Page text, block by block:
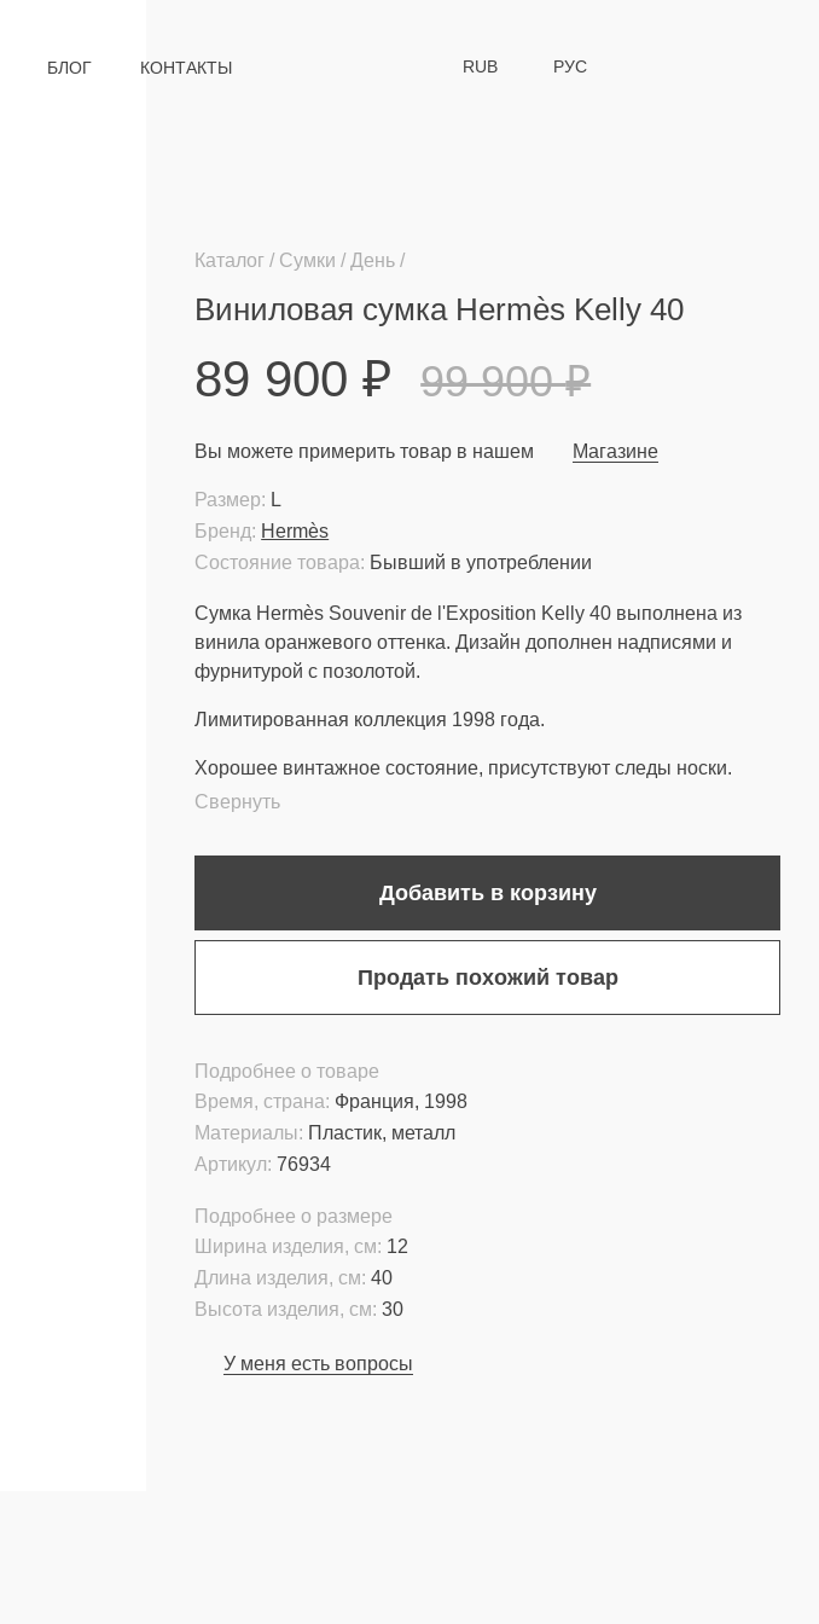
БЛОГ КОНТАКТЫ RUB РУС
Каталог Сумки День
Виниловая сумка Hermès Kelly 40
89 900₽ 99 900₽
Вы можете примерить товар в нашем Магазине
Состояние товара: Бывший в употреблении
Бренд: Hermès
Размер: L
Сумка Hermès Souvenir de l'Exposition Kelly 40 выполнена из
винила оранжевого оттенка. Дизайн дополнен надписями и
фурнитурой с позолотой.
Лимитированная коллекция 1998 года.
Хорошее винтажное состояние, присутствуют следы носки.
Свернуть
Добавить в корзину
Продать похожий товар
Подробнее о товаре
Материалы: Пластик, металл
Время, страна: Франция, 1998
Артикул: 76934
Подробнее о размере
Высота изделия, см: 30
Длина изделия, см: 40
Ширина изделия, см: 12
У меня есть вопросы